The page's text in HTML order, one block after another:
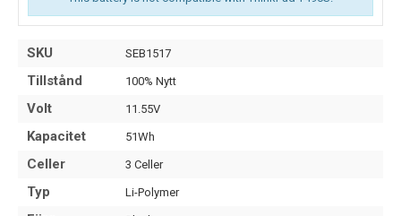
SKU SEB1517
Tillstånd 100% Nytt
Volt 11.55V
Kapacitet 51Wh
Celler 3 Celler
Typ Li-Polymer